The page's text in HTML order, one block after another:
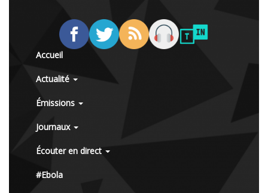
Accueil
Actualité
Émissions
Journaux
Écouter en direct
#Ebola